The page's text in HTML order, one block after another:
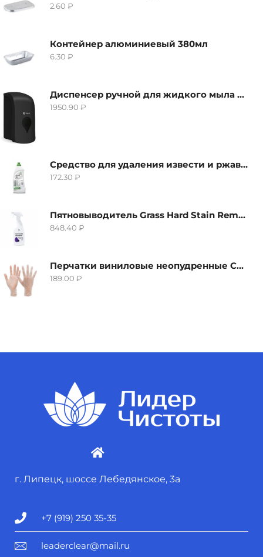
2.60 ₽
Контейнер алюминиевый 380мл
6.30 ₽
Диспенсер ручной для жидкого мыла Grass IT-0638, черный
1950.90 ₽
Средство для удаления извести и ржавчины Grass Gloss-Gel, 500мл
172.30 ₽
Пятновыводитель Grass Hard Stain Remover, 600мл
848.40 ₽
Перчатки виниловые неопудренные CTP-BS, размер S
189.00 ₽
г. Липецк, шоссе Лебедянское, 3а
+7 (919) 250 35-35
leaderclear@mail.ru